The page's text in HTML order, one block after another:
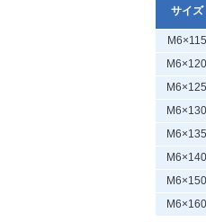
サイズ
M6×115
M6×120
M6×125
M6×130
M6×135
M6×140
M6×150
M6×160